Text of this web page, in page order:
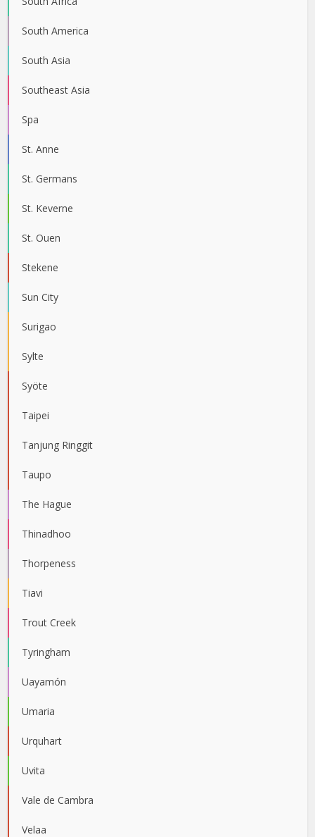
South America
South Asia
Southeast Asia
Spa
St. Anne
St. Germans
St. Keverne
St. Ouen
Stekene
Sun City
Surigao
Sylte
Syöte
Taipei
Tanjung Ringgit
Taupo
The Hague
Thinadhoo
Thorpeness
Tiavi
Trout Creek
Tyringham
Uayamón
Umaria
Urquhart
Uvita
Vale de Cambra
Velaa